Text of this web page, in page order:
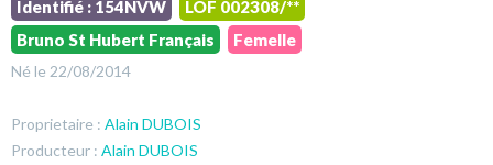
Identifié : 154NVW
LOF 002308/**
Bruno St Hubert Français
Femelle
Né le 22/08/2014
Proprietaire : Alain DUBOIS
Producteur : Alain DUBOIS